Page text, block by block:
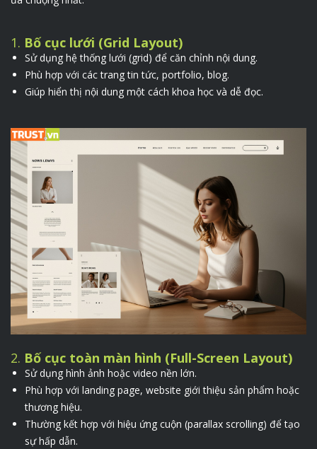
1. Bố cục lưới (Grid Layout)
Sử dụng hệ thống lưới (grid) để căn chỉnh nội dung.
Phù hợp với các trang tin tức, portfolio, blog.
Giúp hiển thị nội dung một cách khoa học và dễ đọc.
2. Bố cục toàn màn hình (Full-Screen Layout)
Sử dụng hình ảnh hoặc video nền lớn.
Phù hợp với landing page, website giới thiệu sản phẩm hoặc
thương hiệu.
Thường kết hợp với hiệu ứng cuộn (parallax scrolling) để tạo
sự hấp dẫn.